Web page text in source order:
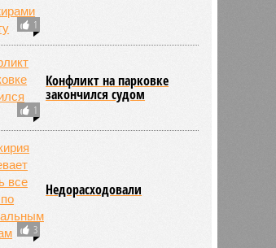
1
1
Конфликт на парковке
закончился судом
3
Недорасходовали